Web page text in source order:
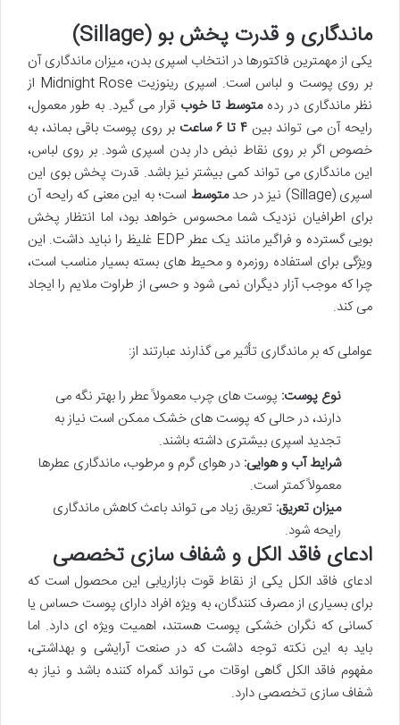
ماندگاری و قدرت پخش بو (Sillage)
یکی از مهمترین فاکتورها در انتخاب اسپری بدن، میزان ماندگاری آن
بر روی پوست و لباس است. اسپری رینوزیت Midnight Rose از
نظر ماندگاری در ردهمتوسط تا خوب قرار می گیرد. به طور معمول،
رایحه آن می تواند بین ۴ تا ۶ ساعت
بر روی پوست باقی بماند، به
خصوص اگر بر روی نقاط نبض دار بدن اسپری شود. بر روی لباس،
این ماندگاری می تواند کمی بیشتر نیز باشد. قدرت پخش بوی این
اسپری (Sillage) نیز در حد
متوسط است؛ به این معنی که رایحه آن
برای اطرافیان نزدیک شما محسوس خواهد بود، اما انتظار پخش
بویی گسترده و فراگیر مانند یک عطر EDP غلیظ را نباید داشت. این
ویژگی برای استفاده روزمره و محیط های بسته بسیار مناسب است،
چرا که موجب آزار دیگران نمی شود و حسی از طراوت ملایم را ایجاد
می کند.
عواملی که بر ماندگاری تأثیر می گذارند عبارتند از:
نوع پوست: پوست های چرب معمولاً عطر را بهتر نگه می
دارند، در حالی که پوست های خشک ممکن است نیاز به
تجدید اسپری بیشتری داشته باشند.
شرایط آب و هوایی: در هوای گرم و مرطوب، ماندگاری عطرها
معمولاً کمتر است.
میزان تعریق: تعریق زیاد می تواند باعث کاهش ماندگاری
رایحه شود.
ادعای فاقد الکل و شفاف سازی تخصصی
ادعای فاقد الکل یکی از نقاط قوت بازاریابی این محصول است که
برای بسیاری از مصرف کنندگان، به ویژه افراد دارای پوست حساس یا
کسانی که نگران خشکی پوست هستند، اهمیت ویژه ای دارد. اما
باید به این نکته توجه داشت که در صنعت آرایشی و بهداشتی،
مفهوم فاقد الکل گاهی اوقات می تواند گمراه کننده باشد و نیاز به
شفاف سازی تخصصی دارد.